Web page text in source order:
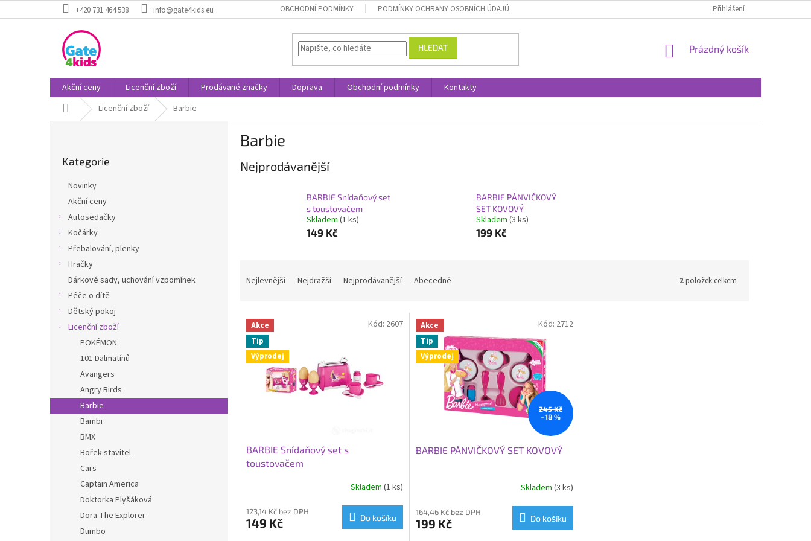
na
+420 731 464 538 info@gate4kids.eu OBCHODNÍ PODMÍNKY PODMÍNKY OCHRANY OSOBNÍCH ÚDAJŮ Přihlášení
HLEDAT
NÁKUPNÍ
Prázdný košík
Akční ceny Licenční zboží Prodávané značky Doprava Obchodní podmínky
Kontakty
Domů Licenční zboží Barbie
kategorie
Kategorie
Novinky
Akční ceny
Autosedačky
Kočárky
Přebalování, plenky
Hračky
Dárkové sady, uchování vzpomínek
Péče o dítě
Dětský pokoj
Licenční zboží
POKÉMON
101 Dalmatínů
Avangers
Angry Birds
Barbie
Bambi
BMX
Bořek stavitel
Cars
Captain America
Doktorka Plyšáková
Dora The Explorer
Dumbo
Barbie
Nejprodávanější
BARBIE Snídaňový set
s toustovačem
Skladem (1 ks)
149 Kč
BARBIE PÁNVIČKOVÝ
SET KOVOVÝ
Skladem (3 ks)
199 Kč
n
p
Nejlevnější Nejdražší Nejprodávanější Abecedně 2položek celkem
V
p
Akce
Tip
Výprodej
BARBIE Snídaňový set s
toustovačem
Skladem (1 ks)
123,14 Kč bez DPH
149 Kč Do košíku
Kód: 2607
Akce
Tip
Výprodej
245 Kč
–18 %
BARBIE PÁNVIČKOVÝ SET KOVOVÝ
Skladem (3 ks)
164,46 Kč bez DPH
199 Kč Do košíku
Kód: 2712